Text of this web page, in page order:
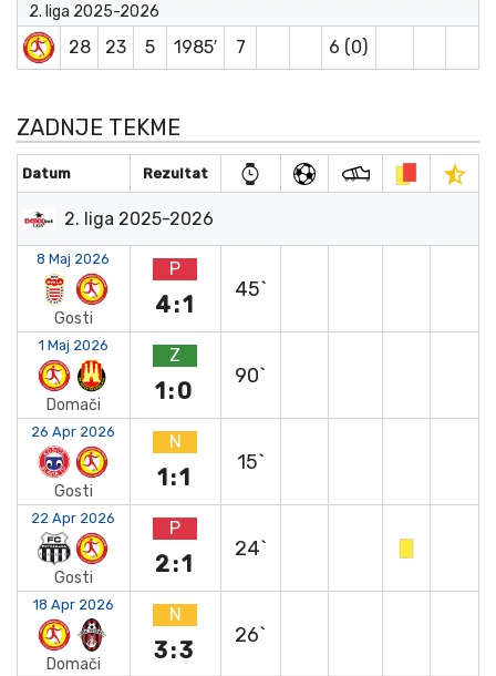
2. liga 2025-2026
28 23 5 1985′ 7 6 (0)
ZADNJE TEKME
Datum Rezultat
2. liga 2025-2026
8 Maj 2026
Gosti
P
4:1
45`
1 Maj 2026
Domači
Z
1:0
90`
26 Apr 2026
Gosti
N
1:1
15`
22 Apr 2026
Gosti
P
2:1
24`
18 Apr 2026
Domači
N
3:3
26`